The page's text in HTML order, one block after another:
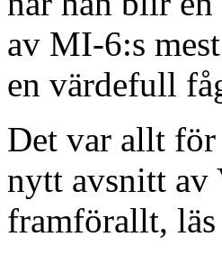
av MI-6:s
en värdefull
Det var allt för
nytt avsnitt av
framförallt,